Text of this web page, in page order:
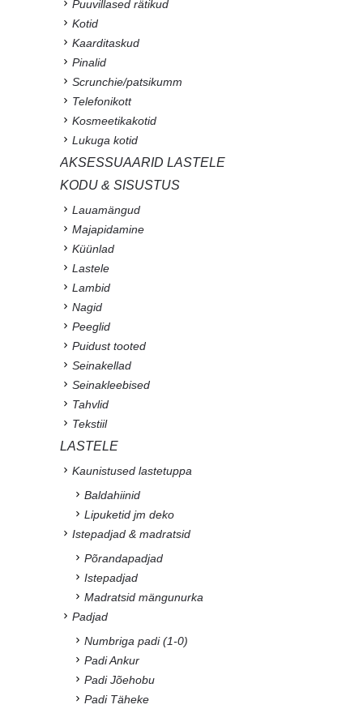
Puuvillased rätikud
Kotid
Kaarditaskud
Pinalid
Scrunchie/patsikumm
Telefonikott
Kosmeetikakotid
Lukuga kotid
AKSESSUAARID LASTELE
KODU & SISUSTUS
Lauamängud
Majapidamine
Küünlad
Lastele
Lambid
Nagid
Peeglid
Puidust tooted
Seinakellad
Seinakleebised
Tahvlid
Tekstiil
LASTELE
Kaunistused lastetuppa
Baldahiinid
Lipuketid jm deko
Istepadjad & madratsid
Põrandapadjad
Istepadjad
Madratsid mängunurka
Padjad
Numbriga padi (1-0)
Padi Ankur
Padi Jõehobu
Padi Täheke